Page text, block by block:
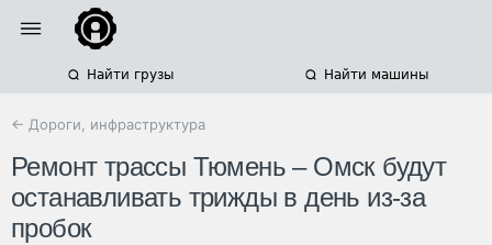
Найти грузы Найти машины
← Дороги, инфраструктура
Ремонт трассы Тюмень – Омск будут
останавливать трижды в день из-за
пробок